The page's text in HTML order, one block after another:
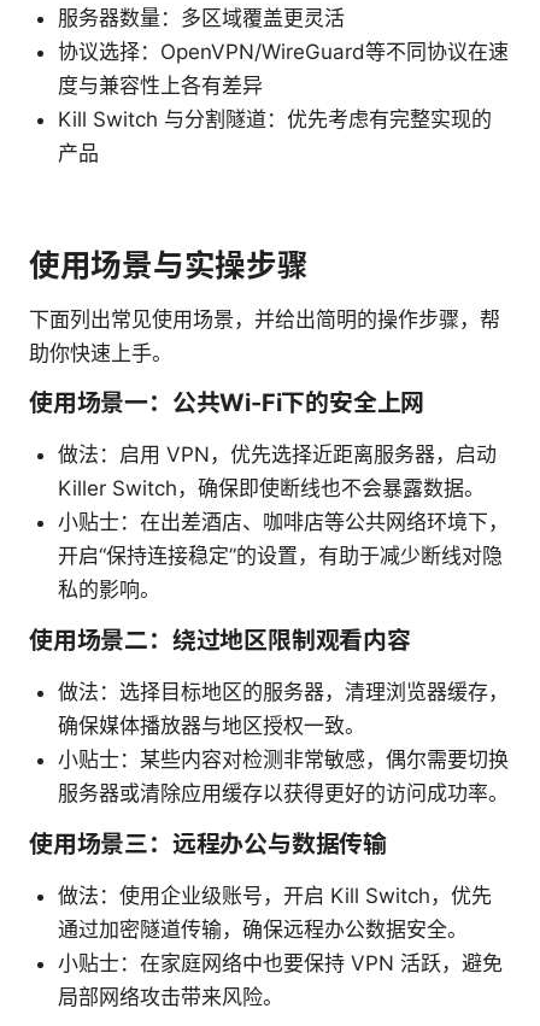
服务器数量：多区域覆盖更灵活
协议选择：OpenVPN/WireGuard等不同协议在速
度与兼容性上各有差异
Kill Switch 与分割隧道：优先考虑有完整实现的
产品
使用场景与实操步骤
下面列出常见使用场景，并给出简明的操作步骤，帮
助你快速上手。
使用场景一：公共Wi-Fi下的安全上网
做法：启用 VPN，优先选择近距离服务器，启动
Killer Switch，确保即使断线也不会暴露数据。
小贴士：在出差酒店、咖啡店等公共网络环境下，
开启“保持连接稳定”的设置，有助于减少断线对隐
私的影响。
使用场景二：绕过地区限制观看内容
做法：选择目标地区的服务器，清理浏览器缓存，
确保媒体播放器与地区授权一致。
小贴士：某些内容对检测非常敏感，偶尔需要切换
服务器或清除应用缓存以获得更好的访问成功率。
使用场景三：远程办公与数据传输
做法：使用企业级账号，开启 Kill Switch，优先
通过加密隧道传输，确保远程办公数据安全。
小贴士：在家庭网络中也要保持 VPN 活跃，避免
局部网络攻击带来风险。